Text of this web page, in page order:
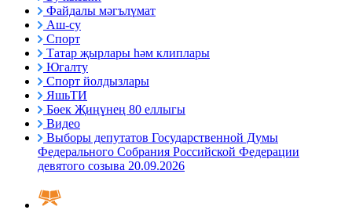
Файдалы мәгълүмат
Аш-су
Спорт
Татар җырлары һәм клиплары
Югалту
Спорт йолдызлары
ЯшьТИ
Бөек Җиңүнең 80 еллыгы
Видео
Выборы депутатов Государственной Думы
Федерального Собрания Российской Федерации
девятого созыва 20.09.2026